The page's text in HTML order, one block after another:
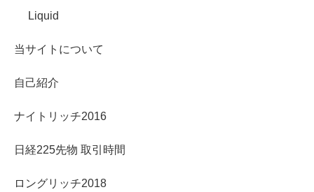
Liquid
当サイトについて
自己紹介
ナイトリッチ2016
日経225先物 取引時間
ロングリッチ2018